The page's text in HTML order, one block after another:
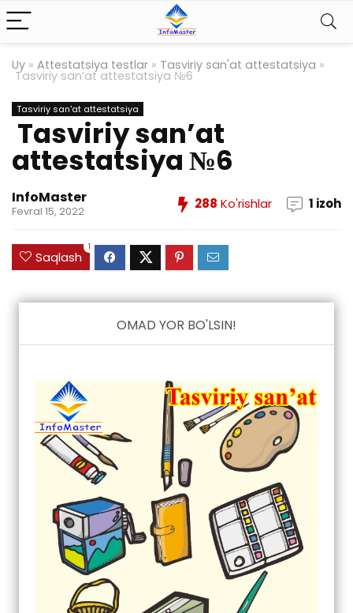
Uy » Attestatsiya testlar » Tasviriy san'at attestatsiya »
Tasviriy san’at attestatsiya №6
Tasviriy san'at attestatsiya
Tasviriy san’at
attestatsiya №6
InfoMaster
Fevral 15, 2022 288 Ko'rishlar 1 izoh
Saqlash
1
OMAD YOR BO'LSIN!